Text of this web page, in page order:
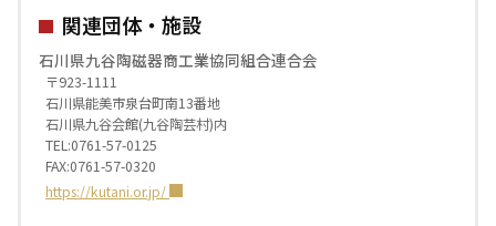
関連団体・施設
石川県九谷陶磁器商工業協同組合連合会
〒923-1111
石川県能美市泉台町南13番地
石川県九谷会館(九谷陶芸村)内
TEL:0761-57-0125
FAX:0761-57-0320
https://kutani.or.jp/